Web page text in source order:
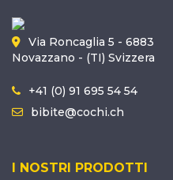
Via Roncaglia 5 - 6883
Novazzano - (TI) Svizzera
+41 (0) 91 695 54 54
bibite@cochi.ch
I NOSTRI PRODOTTI